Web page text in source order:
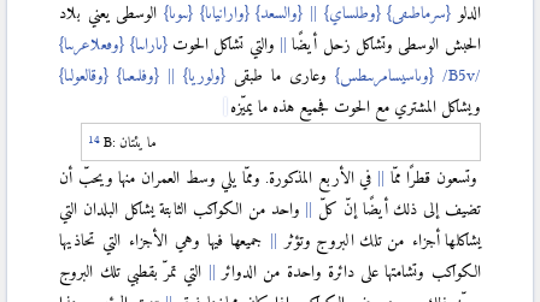
الدلو {سرماطىٯى} {وطلساي} {والسعد} {وارانياىا} {ىىوىا}الوسطى يعني بلاد
الحبش الوسطى وتشاكل زحل أيضًا
والتي تشاكل الحوت{ىاراىىا} {وٯعلاعرىىا}
{وىاسيسامرىىطس} وعارى ما طبقى {ولوريا} {وفلىعىا} {وقالعولىا}
ويشاكل المشتري مع الحوت فجميع هذه ما يميّزه
B: ما يئتان
وتسعون قطرًا ممّا
في الأربع المذكورة. وممّا يلي وسط العمران منها ويحبّ أن
تضيف إلى ذلك أيضًا إنّ كلّ
واحد من الكواكب الثابتة يشاكل البلدان التي
يشاكلها أجزاء من تلك البروج وتؤثر
جميعها فيها وهي الأجزاء التي تحاذيها
الكواكب وتشامتها على دائرة واحدة من الدوائر
التي تمرّ بقطبي تلك البروج